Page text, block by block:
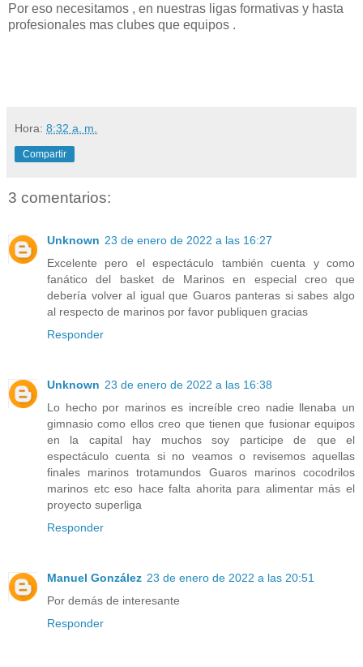
Por eso necesitamos , en nuestras ligas formativas y hasta
profesionales mas clubes que equipos .
Hora: 8:32 a. m.
Compartir
3 comentarios:
Unknown 23 de enero de 2022 a las 16:27
Excelente pero el espectáculo también cuenta y como
fanático del basket de Marinos en especial creo que
debería volver al igual que Guaros panteras si sabes algo
al respecto de marinos por favor publiquen gracias
Responder
Unknown 23 de enero de 2022 a las 16:38
Lo hecho por marinos es increíble creo nadie llenaba un
gimnasio como ellos creo que tienen que fusionar equipos
en la capital hay muchos soy participe de que el
espectáculo cuenta si no veamos o revisemos aquellas
finales marinos trotamundos Guaros marinos cocodrilos
marinos etc eso hace falta ahorita para alimentar más el
proyecto superliga
Responder
Manuel González 23 de enero de 2022 a las 20:51
Por demás de interesante
Responder